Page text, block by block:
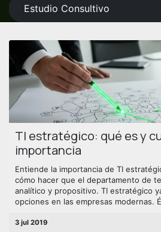
Estudio Consultivo
TI estratégico: qué es y
importancia
Entiende la importancia de TI
cómo hacer que el departamento de
analítico y propositivo. TI estratégico
opciones en las empresas modernas.
3 jul 2019